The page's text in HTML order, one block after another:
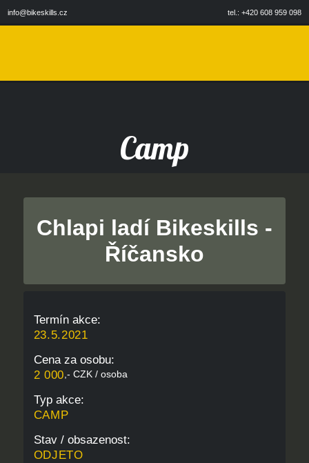
info@bikeskills.cz tel.: +420 608 959 098
Camp
Chlapi ladí Bikeskills -
Říčansko
Termín akce:
23.5.2021
Cena za osobu:
2 000 ,- CZK / osoba
Typ akce:
CAMP
Stav / obsazenost:
ODJETO